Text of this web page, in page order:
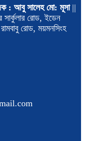
: আবু সালেহ মো: মূসা||
সার্কুলার রোড, ইডেন
রোড, ময়মনসিংহ